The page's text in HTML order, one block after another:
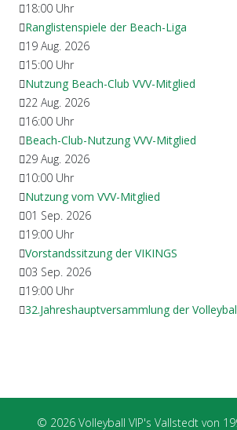
18:00 Uhr
Ranglistenspiele der Beach-Liga
19 Aug. 2026
15:00 Uhr
Nutzung Beach-Club VVV-Mitglied
22 Aug. 2026
16:00 Uhr
Beach-Club-Nutzung VVV-Mitglied
29 Aug. 2026
10:00 Uhr
Nutzung vom VVV-Mitglied
01 Sep. 2026
19:00 Uhr
Vorstandssitzung der VIKINGS
03 Sep. 2026
19:00 Uhr
32.Jahreshauptversammlung der
© 2026 Volleyball VIP's Vallstedt von